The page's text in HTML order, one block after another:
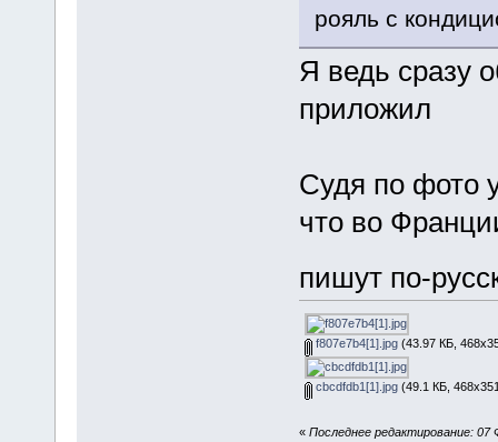
рояль с
Я ведь сразу
приложил
Судя по фото
что во
пишут по-
f807e7b4[1].jpg(43.97 КБ,
cbcdfdb1[1].jpg(49.1 КБ,
« Последнее редактирование: 07